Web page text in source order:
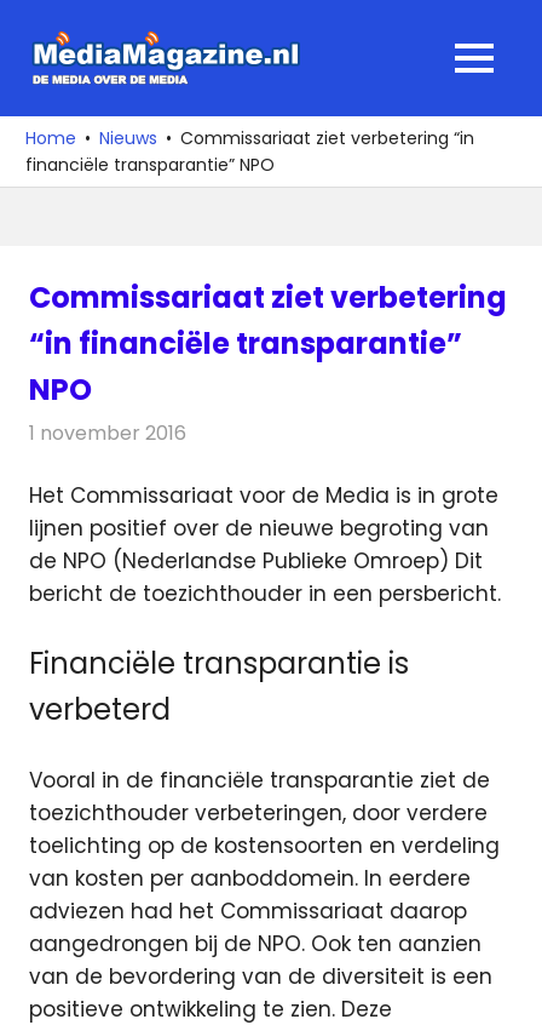
naar
media
over
de
MENU
Home Nieuws
Commissariaat ziet verbetering “in
financiële transparantie” NPO
Commissariaat ziet verbetering
“in financiële transparantie”
NPO
1 november 2016
Het Commissariaat voor de Media is in grote
lijnen positief over de nieuwe begroting van
de NPO (Nederlandse Publieke Omroep) Dit
bericht de toezichthouder in een persbericht.
Financiële transparantie is
verbeterd
Vooral in de financiële transparantie ziet de
toezichthouder verbeteringen, door verdere
toelichting op de kostensoorten en verdeling
van kosten per aanboddomein. In eerdere
adviezen had het Commissariaat daarop
aangedrongen bij de NPO. Ook ten aanzien
van de bevordering van de diversiteit is een
positieve ontwikkeling te zien. Deze